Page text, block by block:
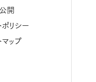
開
ポリシー
マップ